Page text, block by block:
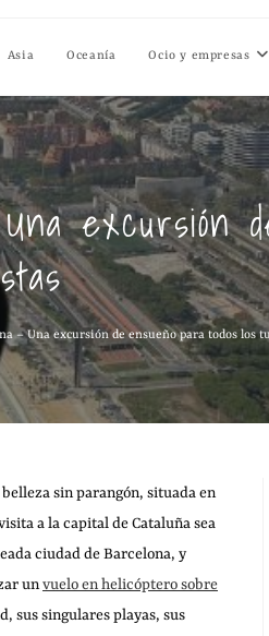
Asia Oceanía Ocio y empresas
excursión
– Una excursión de ensueño para todos los
sin parangón, situada en
a la capital de Cataluña sea
ciudad de Barcelona, y
unvuelo en helicóptero sobre
sus singulares playas, sus